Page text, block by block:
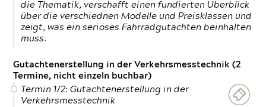
die Thematik, verschafft einen fundierten Überblick
über die verschiednen Modelle und Preisklassen und
zeigt, was ein seriöses Fahrradgutachten beinhalten
muss.
Gutachtenerstellung in der Verkehrsmesstechnik (2
Termine, nicht einzeln buchbar)
Termin 1/2: Gutachtenerstellung in der
Verkehrsmesstechnik